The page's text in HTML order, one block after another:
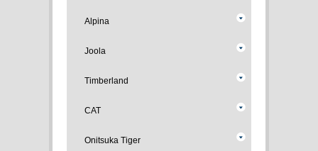
Alpina
Joola
Timberland
CAT
Onitsuka Tiger